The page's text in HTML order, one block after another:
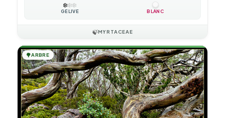
❄️❄️❄️
GÉLIVE BLANC
🍃MYRTACEAE
🌳ARBRE